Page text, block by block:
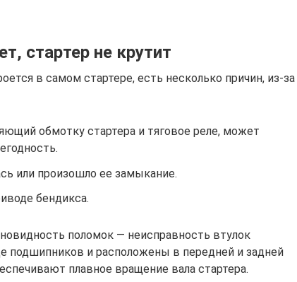
стартер не крутит
в самом стартере, есть несколько причин, из-за
обмотку стартера и тяговое реле, может
или произошло ее замыкание.
бендикса.
поломок — неисправность втулок
подшипников и расположены в передней и задней
плавное вращение вала стартера.